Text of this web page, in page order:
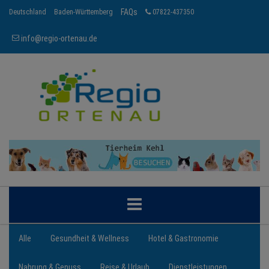
Deutschland Baden-Württemberg FAQs 07822-437350
info@regio-ortenau.de
ORTENAU
Alle Gesundheit & Wellness Hotel & Gastronomie